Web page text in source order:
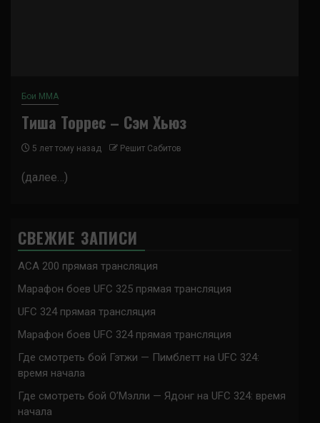
Бои ММА
Тиша Торрес – Сэм Хьюз
5 лет тому назад Решит Сабитов
(далее…)
СВЕЖИЕ ЗАПИСИ
ACA 200 прямая трансляция
Марафон боев UFC 325 прямая трансляция
UFC 324 прямая трансляция
Марафон боев UFC 324 прямая трансляция
Где смотреть бой Гэтжи — Пимблетт на UFC 324:
время начала
Где смотреть бой О’Мэлли — Ядонг на UFC 324: время
начала